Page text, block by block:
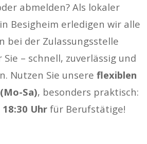
für
Zuverlässig • Mo-Sa
abmelden? Als lokaler
Besigheim erledigen wir alle
bei der Zulassungsstelle
– schnell, zuverlässig und
Nutzen Sie unsere flexiblen
Sa), besonders praktisch:
Uhr für Berufstätige!